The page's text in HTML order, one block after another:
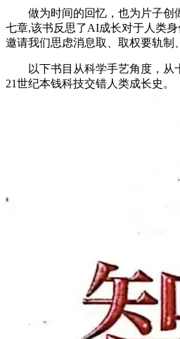
做为时间的回忆，也为片子创
七章,该书反思了AI成长对于人类身
邀请我们思虑消息取、取权要轨制
以下书目从科学手艺角度，从
21世纪本钱科技交错人类成长史。